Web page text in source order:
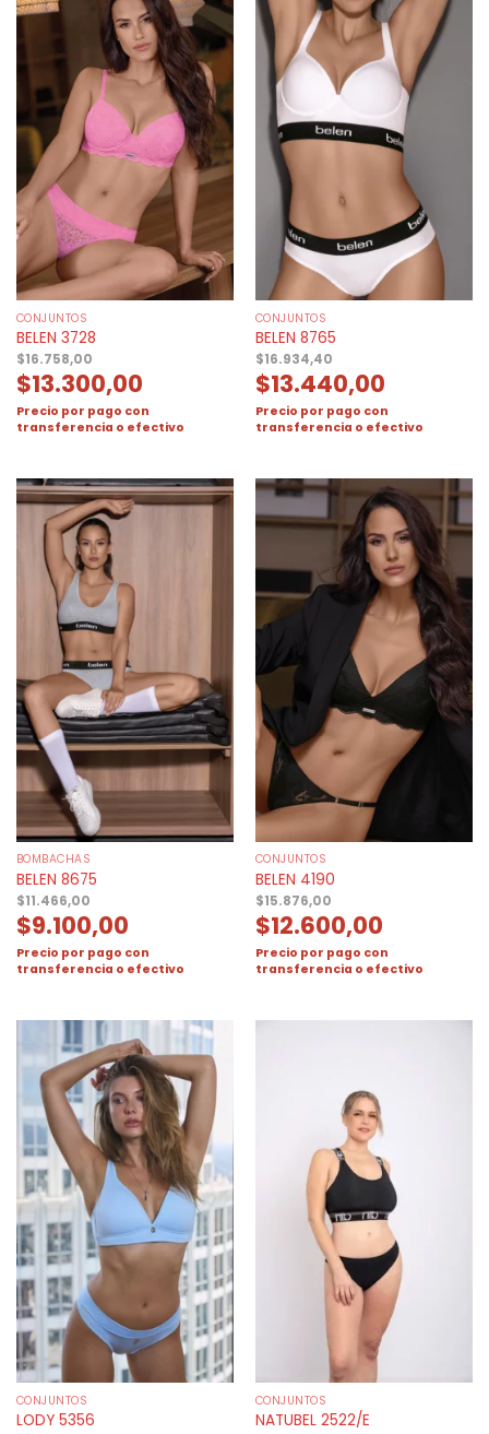
CONJUNTOS
BELEN 3728
$16.758,00
$13.300,00
Precio por pago con
transferencia o efectivo
CONJUNTOS
BELEN 8765
$16.934,40
$13.440,00
Precio por pago con
transferencia o efectivo
BOMBACHAS
BELEN 8675
$11.466,00
$9.100,00
Precio por pago con
transferencia o efectivo
CONJUNTOS
BELEN 4190
$15.876,00
$12.600,00
Precio por pago con
transferencia o efectivo
CONJUNTOS
LODY 5356
CONJUNTOS
NATUBEL 2522/E